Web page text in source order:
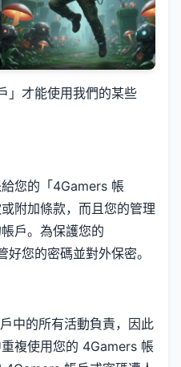
」才能使用我們的某些
您的「4Gamers 帳
附加條款，而且您的管理
戶。為保護您的
您的密碼並對外保密。
中的所有活動負責，因此
複使用您的 4Gamers 帳